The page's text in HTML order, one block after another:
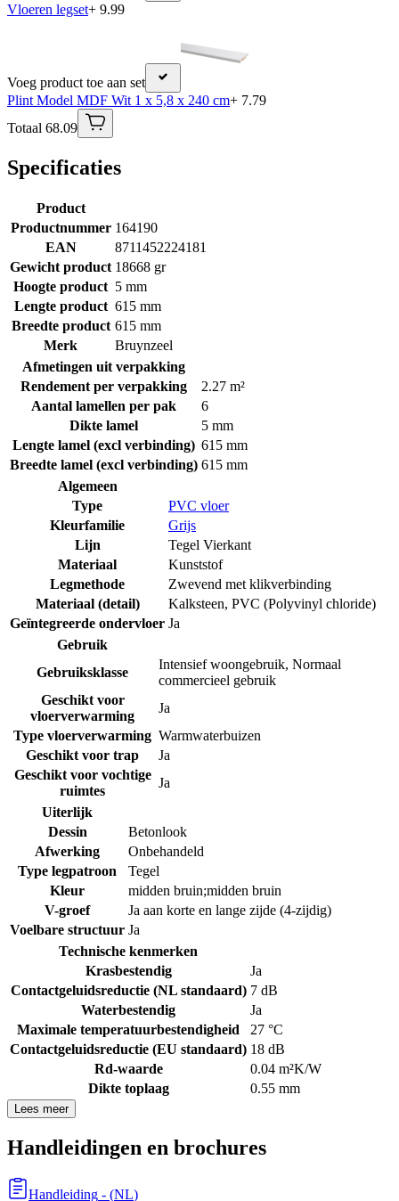
Vloeren legset+ 9.99
Voeg product toe aan set
Plint Model MDF Wit 1 x 5,8 x 240 cm+ 7.79
Totaal 68.09
Specificaties
Product
Productnummer 164190
EAN
8711452224181
Gewicht product 18668 gr
Hoogte product 5 mm
Lengte product 615 mm
Breedte product 615 mm
Merk
Bruynzeel
Afmetingen uit verpakking
Rendement per verpakking
2.27 m²
Aantal lamellen per pak
6
Dikte lamel
5 mm
Lengte lamel (excl verbinding) 615 mm
Breedte lamel (excl verbinding) 615 mm
Algemeen
Type
PVC vloer
Kleurfamilie
Grijs
Lijn
Tegel Vierkant
Materiaal
Kunststof
Legmethode
Zwevend met klikverbinding
Materiaal (detail)
Kalksteen, PVC (Polyvinyl chloride)
Geïntegreerde ondervloer Ja
Gebruik
Gebruiksklasse
Intensief woongebruik, Normaal
commercieel gebruik
Geschikt voor
vloerverwarming
Ja
Type vloerverwarming Warmwaterbuizen
Geschikt voor trap
Ja
Geschikt voor vochtige
ruimtes
Ja
Uiterlijk
Dessin
Betonlook
Afwerking
Onbehandeld
Type legpatroon
Tegel
Kleur
midden bruin;midden bruin
V-groef
Ja aan korte en lange zijde (4-zijdig)
Voelbare structuur Ja
Technische kenmerken
Krasbestendig
Ja
Contactgeluidsreductie (NL standaard) 7 dB
Waterbestendig
Ja
Maximale temperatuurbestendigheid
27 °C
Contactgeluidsreductie (EU standaard) 18 dB
Rd-waarde
0.04 m²K/W
Dikte toplaag
0.55 mm
Lees meer
Handleidingen en brochures
Handleiding - (NL)